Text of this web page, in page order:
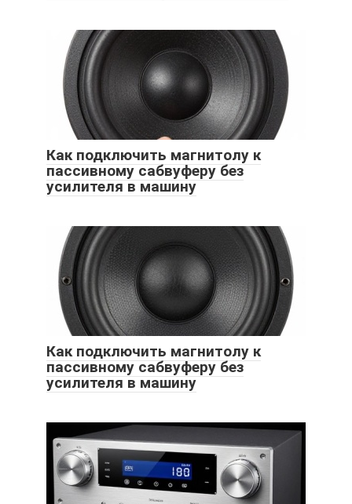
Как подключить магнитолу к
пассивному сабвуферу без
усилителя в машину
Как подключить магнитолу к
пассивному сабвуферу без
усилителя в машину